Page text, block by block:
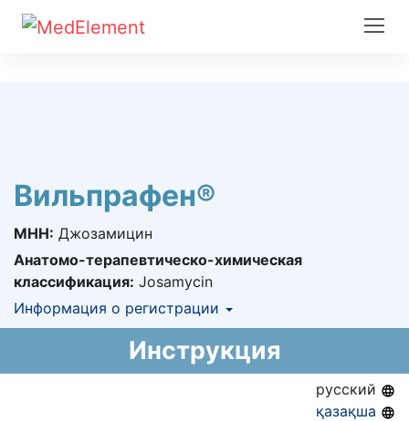
Вильпрафен®
МНН: Джозамицин
Анатомо-терапевтическо-химическая
классификация: Josamycin
Информация о регистрации
Информация о регистрации в РК:13.12.2017 -
Инструкция
русский
қазақша